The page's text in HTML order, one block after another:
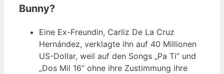
Bunny?
Eine Ex-Freundin, Carliz De La Cruz
Hernández, verklagte ihn auf 40 Millionen
US-Dollar, weil auf den Songs „Pa Ti“ und
„Dos Mil 16“ ohne ihre Zustimmung ihre